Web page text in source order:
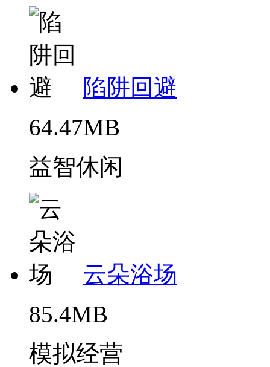
陷阱回避
64.47MB
益智休闲
云朵浴场
85.4MB
模拟经营